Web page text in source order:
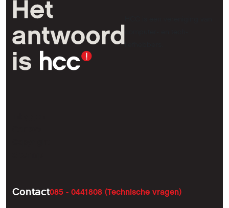
liefhebbers.
Contact085 - 0441808 (Technische vragen)